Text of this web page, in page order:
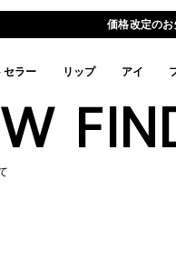
価格改定の
セラー リップ アイ